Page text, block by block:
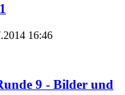
16:46
9 - Bilder und